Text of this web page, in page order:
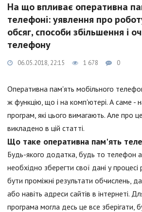
На що впливає оперативна
телефоні: уявлення про
обсяг, способи збільшення і
телефону
06.05.2018, 22:15 1 678 0
Оперативна пам'ять мобільного
ж функцію, що і на комп'ютері. А саме -
програм, які цього вимагають. Але про
викладено в цій статті.
Що таке оперативна пам'ять
Будь-якого додатка, будь то телефон
необхідно зберегти свої дані у
бути проміжні результати обчислень,
або навіть адреси сайтів в інтернеті.
програма могла десь це все зберігати,